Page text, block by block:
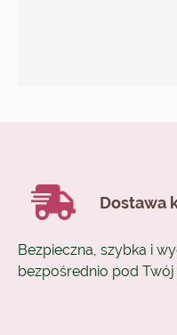
Dostawa
Bezpieczna, szybka i
bezpośrednio pod